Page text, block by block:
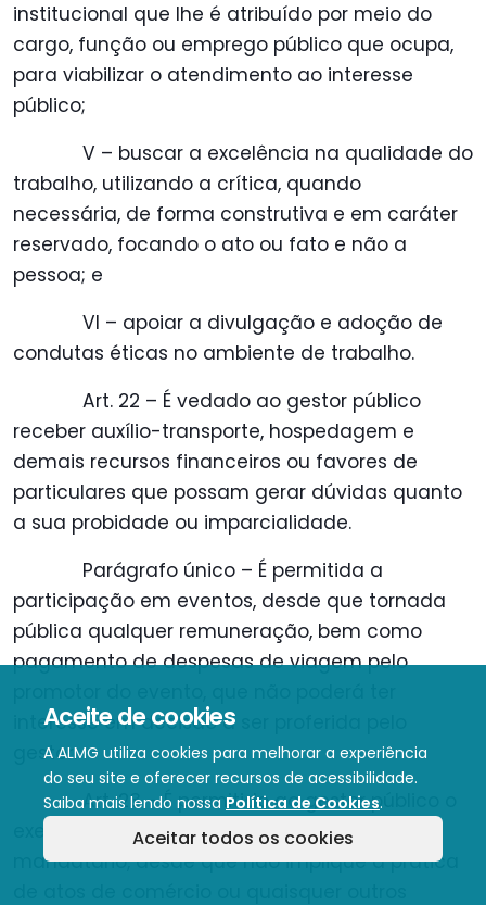
Aceite de cookies
A ALMG utiliza cookies para melhorar a experiência
do seu site e oferecer recursos de acessibilidade.
Saiba mais lendo nossa Política de Cookies.
Aceitar todos os cookies
institucional que lhe é atribuído por meio do
cargo, função ou emprego público que ocupa,
para viabilizar o atendimento ao interesse
público;
V – buscar a excelência na qualidade do
trabalho, utilizando a crítica, quando
necessária, de forma construtiva e em caráter
reservado, focando o ato ou fato e não a
pessoa; e
VI – apoiar a divulgação e adoção de
condutas éticas no ambiente de trabalho.
Art. 22 – É vedado ao gestor público
receber auxílio-transporte, hospedagem e
demais recursos financeiros ou favores de
particulares que possam gerar dúvidas quanto
a sua probidade ou imparcialidade.
Parágrafo único – É permitida a
participação em eventos, desde que tornada
pública qualquer remuneração, bem como
pagamento de despesas de viagem pelo
interesse em decisão a ser proferida pelo
gestor.
Art. 23 – É permitido ao gestor público o
exercício não remunerado de encargo de
mandatário, desde que não implique a prática